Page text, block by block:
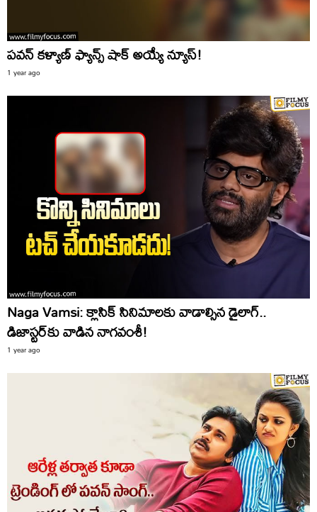
పవన్ కళ్యాణ్ ఫ్యాన్స్ షాక్ అయ్యే న్యూస్!
1 year ago
Naga Vamsi: క్లాసిక్‌ సినిమాలకు వాడాల్సిన డైలాగ్‌..
డిజాస్టర్‌కు వాడిన నాగవంశీ!
1 year ago